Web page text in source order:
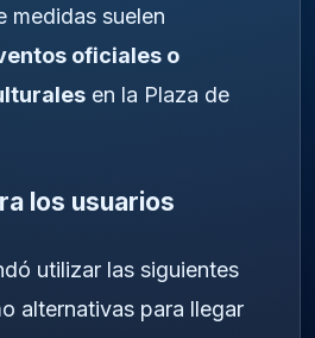
medidas suelen
oficiales o
en la Plaza de
los usuarios
utilizar las siguientes
alternativas para llegar